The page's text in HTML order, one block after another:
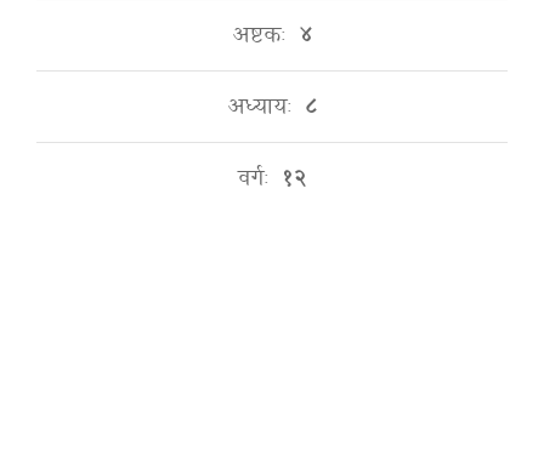
अष्टकः ४
अध्यायः ८
वर्गः १२